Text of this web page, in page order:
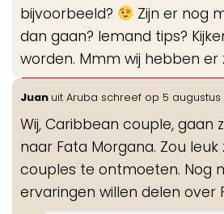
bijvoorbeeld?
Zijn er nog
dan gaan? Iemand tips?
worden. Mmm wij hebben er
Juan uit Aruba schreef op 5 augustus
Wij, Caribbean couple, gaan
naar Fata Morgana. Zou
couples te ontmoeten. Nog
ervaringen willen delen over